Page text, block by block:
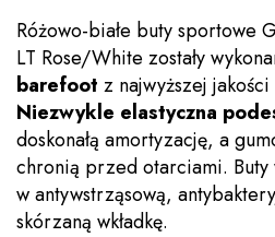
Różowo-białe buty sportowe
LT Rose/White zostały
barefoot z najwyższej jakości
Niezwykle elastyczna
doskonałą amortyzację, a
chronią przed otarciami. Buty
w antywstrząsową,
skórzaną wkładkę.